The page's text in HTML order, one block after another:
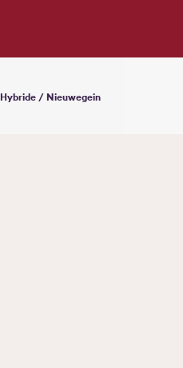
Hybride / Nieuwegein